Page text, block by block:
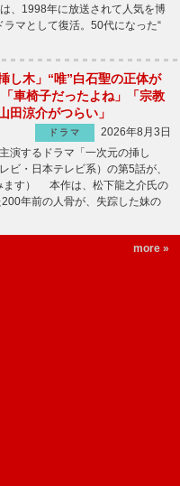
、1998年に放送されて人気を博
マとして復活。50代になった“
し木」“唯”白石聖の正体が
車椅子だったよね」「宗教
田涼介がつらい」
ドラマ
2026年8月3日
演するドラマ「一次元の挿し
ビ・日本テレビ系）の第5話が、
ます） 本作は、松下龍之介氏の
年前の人骨が、失踪した妹の
more »